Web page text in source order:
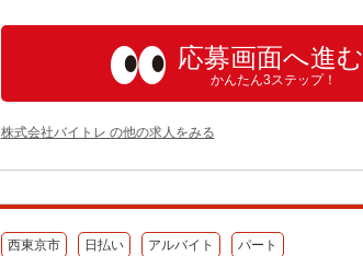
応募画面へ進む
かんたん3ステップ！
株式会社バイトレ の他の求人をみる
西東京市 日払い アルバイト パート